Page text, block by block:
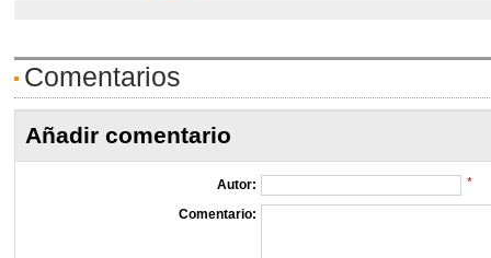
Comentarios
Añadir comentario
Autor: *
Comentario: